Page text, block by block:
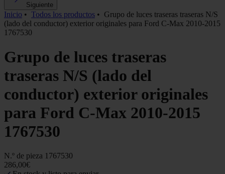
Siguiente
Inicio • Todos los productos • Grupo de luces traseras traseras N/S
(lado del conductor) exterior originales para Ford C-Max 2010-2015
1767530
Grupo de luces traseras
traseras N/S (lado del
conductor) exterior originales
para Ford C-Max 2010-2015
1767530
N.º de pieza 1767530
286,00€